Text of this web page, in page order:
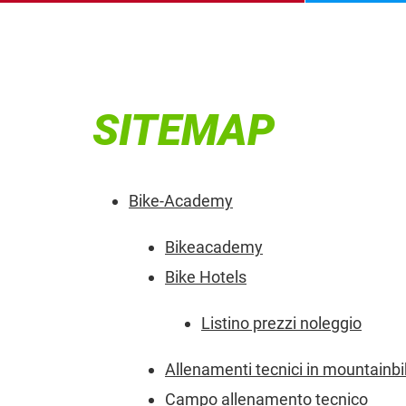
SITEMAP
Bike-Academy
Bikeacademy
Bike Hotels
Listino prezzi noleggio
Allenamenti tecnici in
Campo allenamento tecnico